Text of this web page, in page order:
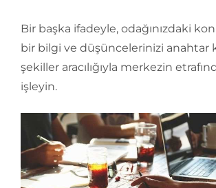
Bir başka ifadeyle, odağınızdaki
bir bilgi ve düşüncelerinizi anahtar
şekiller aracılığıyla merkezin
işleyin.